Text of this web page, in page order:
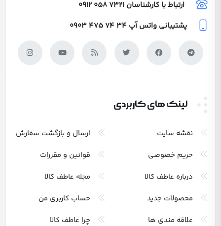
ارتباط با کارشناسان 0912 058 7321
پشتیبانی واتس آپ 0903 475 74 34
لینک های کاربردی
نقشه سایت
ارسال و بازگشت سفارش
حریم خصوصی
قوانین و مقررات
درباره عاطف کالا
مجله عاطف کالا
محصولات جدید
حساب کاربری من
علاقه مندی ها
چرا عاطف کالا